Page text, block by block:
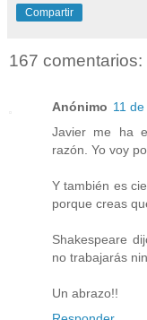
Compartir
167 comentarios:
Anónimo 11
Javier me ha
razón. Yo voy
Y también es
porque creas
Shakespeare
no trabajarás
Un abrazo!!